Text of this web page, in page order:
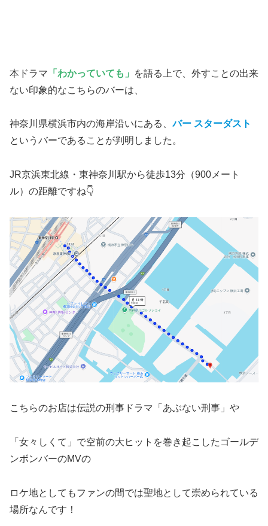
本ドラマ 「わかっていても」
を語る上で、外すことの出来
ない印象的なこちらのバーは、
神奈川県横浜市内の海岸沿いにある、バー スターダスト
というバーであることが判明しました。
JR京浜東北線・東神奈川駅から徒歩13分（900メート
ル）の距離ですね👇
こちらのお店は伝説の刑事ドラマ「あぶない刑事」や
「女々しくて」で空前の大ヒットを巻き起こしたゴールデ
ンボンバーのMVの
ロケ地としてもファンの間では聖地として崇められている
場所なんです！